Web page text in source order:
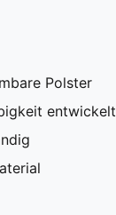
Polster
entwickelt